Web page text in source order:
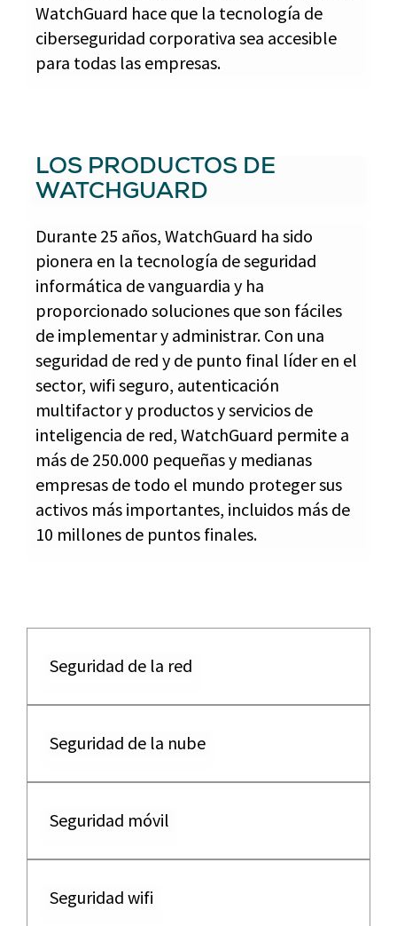
WatchGuard hace que la tecnología de
ciberseguridad corporativa sea accesible
para todas las empresas.
LOS PRODUCTOS DE
WATCHGUARD
Durante 25 años, WatchGuard ha sido
pionera en la tecnología de seguridad
informática de vanguardia y ha
proporcionado soluciones que son fáciles
de implementar y administrar. Con una
seguridad de red y de punto final líder en el
sector, wifi seguro, autenticación
multifactor y productos y servicios de
inteligencia de red, WatchGuard permite a
más de 250.000 pequeñas y medianas
empresas de todo el mundo proteger sus
activos más importantes, incluidos más de
10 millones de puntos finales.
Seguridad de la red
Seguridad de la nube
Seguridad móvil
Seguridad wifi